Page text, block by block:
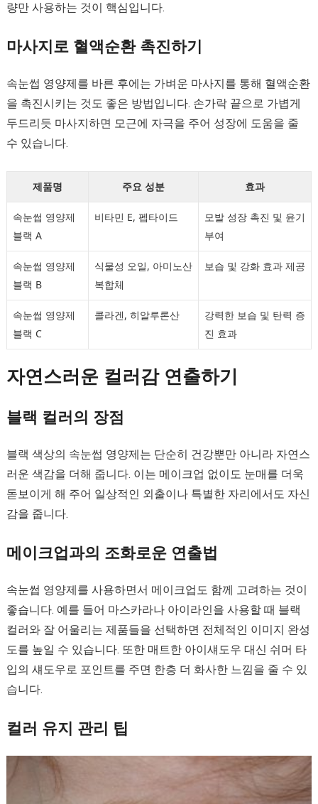
량만 사용하는 것이 핵심입니다.
마사지로 혈액순환 촉진하기
속눈썹 영양제를 바른 후에는 가벼운 마사지를 통해 혈액순환
을 촉진시키는 것도 좋은 방법입니다. 손가락 끝으로 가볍게
두드리듯 마사지하면 모근에 자극을 주어 성장에 도움을 줄
수 있습니다.
제품명 주요 성분 효과
속눈썹 영양제
블랙 A
비타민 E, 펩타이드
모발 성장 촉진 및 윤기
부여
속눈썹 영양제
블랙 B
식물성 오일, 아미노산
복합체
보습 및 강화 효과 제공
속눈썹 영양제
블랙 C
콜라겐, 히알루론산
강력한 보습 및 탄력 증
진 효과
자연스러운 컬러감 연출하기
블랙 컬러의 장점
블랙 색상의 속눈썹 영양제는 단순히 건강뿐만 아니라 자연스
러운 색감을 더해 줍니다. 이는 메이크업 없이도 눈매를 더욱
돋보이게 해 주어 일상적인 외출이나 특별한 자리에서도 자신
감을 줍니다.
메이크업과의 조화로운 연출법
속눈썹 영양제를 사용하면서 메이크업도 함께 고려하는 것이
좋습니다. 예를 들어 마스카라나 아이라인을 사용할 때 블랙
컬러와 잘 어울리는 제품들을 선택하면 전체적인 이미지 완성
도를 높일 수 있습니다. 또한 매트한 아이섀도우 대신 쉬머 타
입의 섀도우로 포인트를 주면 한층 더 화사한 느낌을 줄 수 있
습니다.
컬러 유지 관리 팁